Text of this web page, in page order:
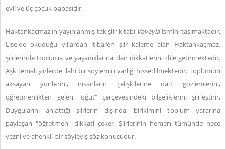
evli ve üç çocuk babasıdır.
Haktankaçmaz'ın yayınlanmış tek şiir kitabı Vaveylaismini taşımaktadır.
Lise'de okuduğu yıllardan itibaren şiir kaleme alan Haktankaçmaz,
şiirlerinde topluma ve yaşadıklarına dair dikkatlerini dile getirmektedir.
Aşk temalı şiirlerde ilahi bir söylemin varlığı hissedilmektedir. Toplumun
aksayan yönlerini, insanların çelişkilerine dair gözlemlerini,
öğretmenlikten gelen "öğüt" çerçevesindeki bilgeliklerini şiirleştirir,
Duygularını anlattığı şiirlerin dışında, birikimini toplum yararına
paylaşan "öğretmen" dikkati çeker. Şiirlerinin hemen tümünde hece
vezni ve ahenkli bir söyleyiş söz konusudur.